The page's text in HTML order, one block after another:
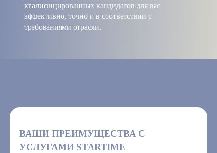
квалифицированных кандидатов для вас
эффективно, точно и в соответствии с
требованиями отрасли.
ВАШИ ПРЕИМУЩЕСТВА С
УСЛУГАМИ STARTIME